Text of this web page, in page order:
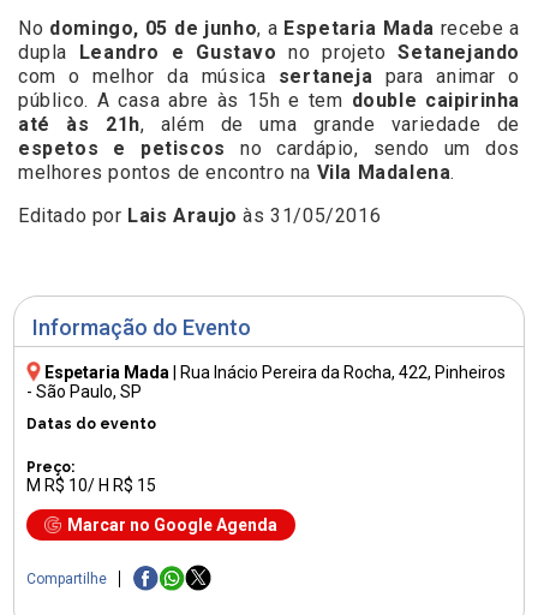
Informação do Evento
Espetaria Mada Rua Inácio Pereira da Rocha, 422, Pinheiros
- São Paulo, SP
Datas do evento
Preço:
M R$ 10/ H R$ 15
Marcar no Google Agenda
Compartilhe
No domingo, 05 de junho, a Espetaria Mada recebe a
dupla
Leandro e Gustavo no projetoSetanejando
com o melhor da música sertaneja para animar o
público. A casa abre às 15h e tem double caipirinha
até às 21h, além de uma grande variedade de
espetos e petiscos no cardápio, sendo um dos
melhores pontos de encontro na Vila Madalena.
Editado por Lais Araujo às 31/05/2016